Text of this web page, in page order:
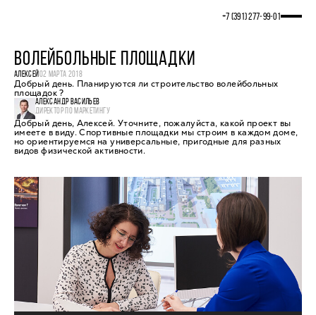
+7 (391) 277‒99‒01
ВОЛЕЙБОЛЬНЫЕ ПЛОЩАДКИ
АЛЕКСЕЙ02 МАРТА 2018
Добрый день. Планируются ли строительство волейбольных
площадок ?
АЛЕКСАНДР ВАСИЛЬЕВ
ДИРЕКТОР ПО МАРКЕТИНГУ
Добрый день, Алексей. Уточните, пожалуйста, какой проект вы
имеете в виду. Спортивные площадки мы строим в каждом доме,
но ориентируемся на универсальные, пригодные для разных
видов физической активности.